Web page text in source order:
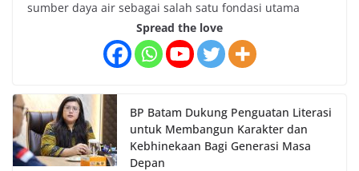
sumber daya air sebagai salah satu fondasi utama
Spread the love
BP Batam Dukung Penguatan Literasi
untuk Membangun Karakter dan
Kebhinekaan Bagi Generasi Masa
Depan